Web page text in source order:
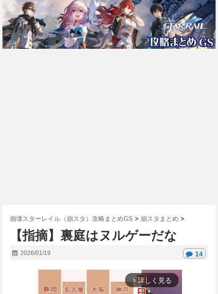
崩壊スターレイル（崩スタ）攻略まとめGS > 崩スタまとめ >
【指摘】裏庭はヌルゲーだな
2026/01/19 14
arrow_forward_ios 詳しく見る